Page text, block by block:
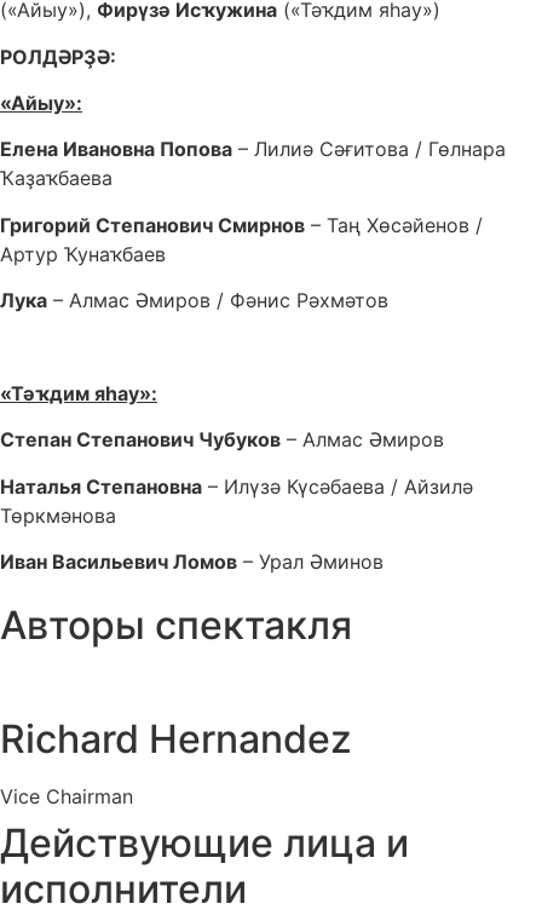
(«Айыу»), Фирүзә Исҡужина («Тәҡдим яһау»)
РОЛДӘРҘӘ:
«Айыу»:
Елена Ивановна Попова – Лилиә Сәғитова / Гөлнара
Ҡаҙаҡбаева
Григорий Степанович Смирнов – Таң Хөсәйенов /
Артур Ҡунаҡбаев
Лука – Алмас Әмиров / Фәнис Рәхмәтов
«Тәҡдим яһау»:
Степан Степанович Чубуков – Алмас Әмиров
Наталья Степановна – Илүзә Күсәбаева / Айзилә
Төркмәнова
Иван Васильевич Ломов – Урал Әминов
Авторы спектакля
Richard Hernandez
Vice Chairman
Действующие лица и
исполнители